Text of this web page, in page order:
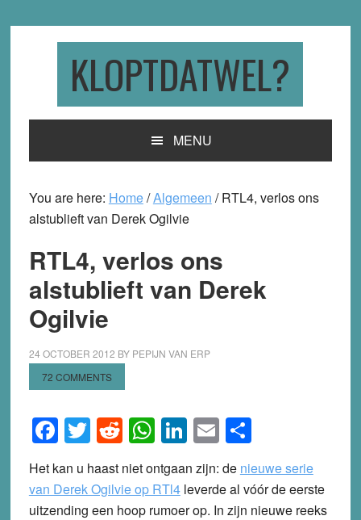
KLOPTDATWEL?
MENU
You are here: Home/Algemeen /RTL4, verlos ons
alstublieft van Derek Ogilvie
RTL4, verlos ons
alstublieft van Derek
Ogilvie
24 OCTOBER 2012 BY PEPIJN VAN ERP
72 COMMENTS
Facebook
Twitter
Reddit
WhatsApp
LinkedIn
EmailShare
Het kan u haast niet ontgaan zijn: de nieuwe serie
van Derek Ogilvie op RTl4leverde al vóór de eerste
uitzending een hoop rumoer op. In zijn nieuwe reeks